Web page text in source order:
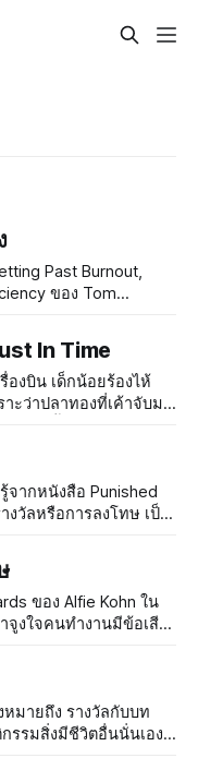
Past Burnout,
ของ Tom
In Time
งบิน เด็กน้อยร้องไห้
ะว่าปลาทองที่เค้าจับมา
ากหนังสือ Punished
งวัลหรือการลงโทษ เป็น
ยแบบนี้ ก็ยั
ของ Alfie Kohn ใน
จูงใจคนทำงานมีข้อเสีย
เข้าสู่ทางเลือกว่า ถ้า
มายถึง รางวัลกับบท
รรมสิ่งมีชีวิตอื่นนั่นเอง